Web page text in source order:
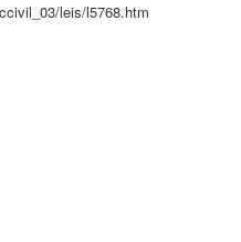
leis/l5768.htm